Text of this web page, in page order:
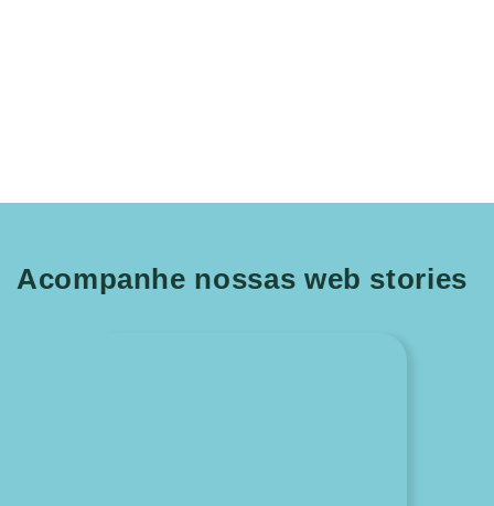
Acompanhe nossas web stories